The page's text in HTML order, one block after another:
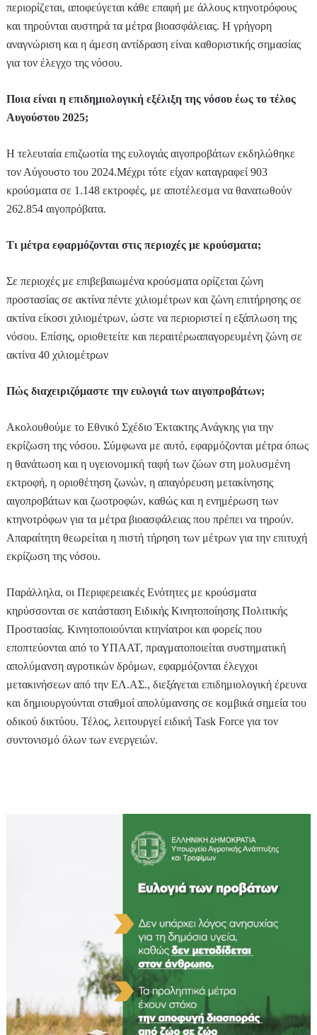
περιορίζεται, αποφεύγεται κάθε επαφή με άλλους κτηνοτρόφους
και τηρούνται αυστηρά τα μέτρα βιοασφάλειας. Η γρήγορη
αναγνώριση και η άμεση αντίδραση είναι καθοριστικής σημασίας
για τον έλεγχο της νόσου.
Ποια είναι η επιδημιολογική εξέλιξη της νόσου έως το τέλος
Αυγούστου 2025;
Η τελευταία επιζωοτία της ευλογιάς αιγοπροβάτων εκδηλώθηκε
τον Αύγουστο του 2024.Μέχρι τότε είχαν καταγραφεί 903
κρούσματα σε 1.148 εκτροφές, με αποτέλεσμα να θανατωθούν
262.854 αιγοπρόβατα.
Τι μέτρα εφαρμόζονται στις περιοχές με κρούσματα;
Σε περιοχές με επιβεβαιωμένα κρούσματα ορίζεται ζώνη
προστασίας σε ακτίνα πέντε χιλιομέτρων και ζώνη επιτήρησης σε
ακτίνα είκοσι χιλιομέτρων, ώστε να περιοριστεί η εξάπλωση της
νόσου. Επίσης, οριοθετείτε και περαιτέρωαπαγορευμένη ζώνη σε
ακτίνα 40 χιλιομέτρων
Πώς διαχειριζόμαστε την ευλογιά των αιγοπροβάτων;
Ακολουθούμε το Εθνικό Σχέδιο Έκτακτης Ανάγκης για την
εκρίζωση της νόσου. Σύμφωνα με αυτό, εφαρμόζονται μέτρα όπως
η θανάτωση και η υγειονομική ταφή των ζώων στη μολυσμένη
εκτροφή, η οριοθέτηση ζωνών, η απαγόρευση μετακίνησης
αιγοπροβάτων και ζωοτροφών, καθώς και η ενημέρωση των
κτηνοτρόφων για τα μέτρα βιοασφάλειας που πρέπει να τηρούν.
Απαραίτητη θεωρείται η πιστή τήρηση των μέτρων για την επιτυχή
εκρίζωση της νόσου.
Παράλληλα, οι Περιφερειακές Ενότητες με κρούσματα
κηρύσσονται σε κατάσταση Ειδικής Κινητοποίησης Πολιτικής
Προστασίας. Κινητοποιούνται κτηνίατροι και φορείς που
εποπτεύονται από το ΥΠΑΑΤ, πραγματοποιείται συστηματική
απολύμανση αγροτικών δρόμων, εφαρμόζονται έλεγχοι
μετακινήσεων από την ΕΛ.ΑΣ., διεξάγεται επιδημιολογική έρευνα
και δημιουργούνται σταθμοί απολύμανσης σε κομβικά σημεία του
οδικού δικτύου. Τέλος, λειτουργεί ειδική Task Force για τον
συντονισμό όλων των ενεργειών.